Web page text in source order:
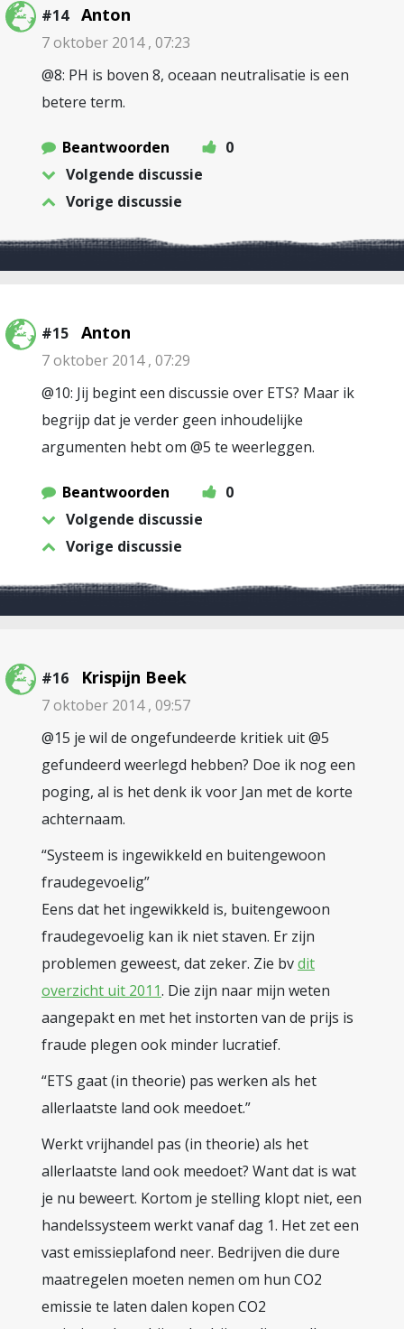
#14 Anton
7 oktober 2014 , 07:23
@8: PH is boven 8, oceaan neutralisatie is een
betere term.
Beantwoorden
0
Volgende discussie
Vorige discussie
#15 Anton
7 oktober 2014 , 07:29
@10: Jij begint een discussie over ETS? Maar ik
begrijp dat je verder geen inhoudelijke
argumenten hebt om @5 te weerleggen.
Beantwoorden
0
Volgende discussie
Vorige discussie
#16 Krispijn Beek
7 oktober 2014 , 09:57
@15 je wil de ongefundeerde kritiek uit @5
gefundeerd weerlegd hebben? Doe ik nog een
poging, al is het denk ik voor Jan met de korte
achternaam.
“Systeem is ingewikkeld en buitengewoon
fraudegevoelig”
Eens dat het ingewikkeld is, buitengewoon
fraudegevoelig kan ik niet staven. Er zijn
problemen geweest, dat zeker. Zie bvdit
overzicht uit 2011. Die zijn naar mijn weten
aangepakt en met het instorten van de prijs is
fraude plegen ook minder lucratief.
“ETS gaat (in theorie) pas werken als het
allerlaatste land ook meedoet.”
Werkt vrijhandel pas (in theorie) als het
allerlaatste land ook meedoet? Want dat is wat
je nu beweert. Kortom je stelling klopt niet, een
handelssysteem werkt vanaf dag 1. Het zet een
vast emissieplafond neer. Bedrijven die dure
maatregelen moeten nemen om hun CO2
emissie te laten dalen kopen CO2